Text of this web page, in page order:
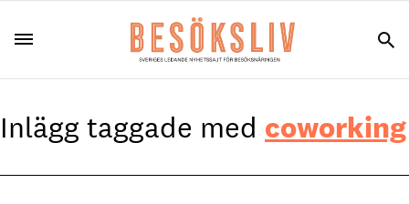
Inlägg taggade med coworking